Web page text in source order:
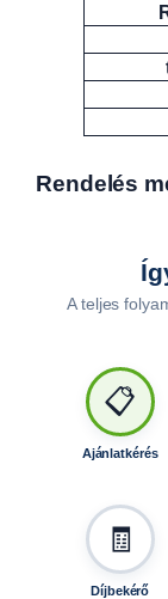
Rendelés
A teljes
📋
Ajánlatkérés
🧾
Díjbekérő